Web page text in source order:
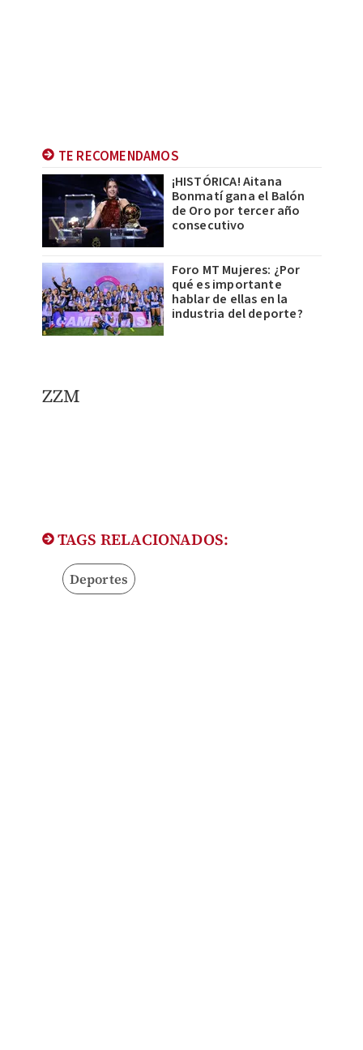
TE RECOMENDAMOS
¡HISTÓRICA! Aitana
Bonmatí gana el Balón
de Oro por tercer año
consecutivo
Foro MT Mujeres: ¿Por
qué es importante
hablar de ellas en la
industria del deporte?
ZZM
TAGS RELACIONADOS:
Deportes